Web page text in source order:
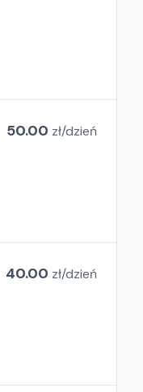
50.00 zł/dzień
40.00 zł/dzień